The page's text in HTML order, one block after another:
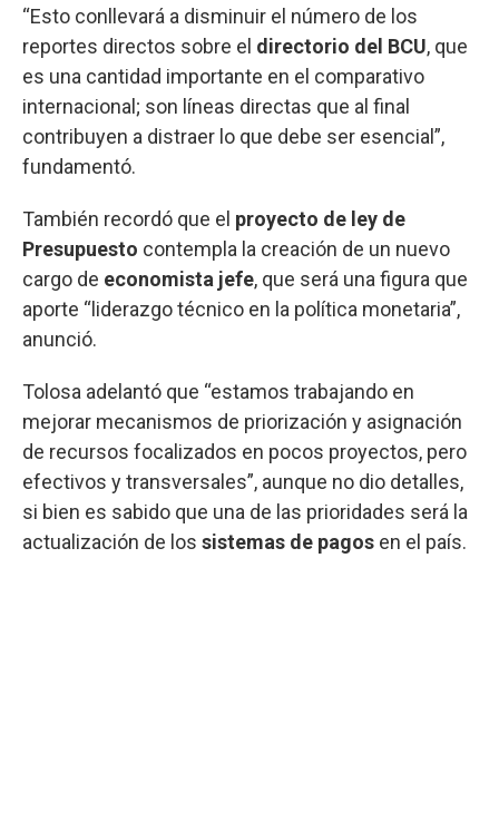
“Esto conllevará a disminuir el número de los
reportes directos sobre el directorio del BCU, que
es una cantidad importante en el comparativo
internacional; son líneas directas que al final
contribuyen a distraer lo que debe ser esencial”,
fundamentó.
También recordó que el proyecto de ley de
Presupuesto contempla la creación de un nuevo
cargo de economista jefe, que será una figura que
aporte “liderazgo técnico en la política monetaria”,
anunció.
Tolosa adelantó que “estamos trabajando en
mejorar mecanismos de priorización y asignación
de recursos focalizados en pocos proyectos, pero
efectivos y transversales”, aunque no dio detalles,
si bien es sabido que una de las prioridades será la
actualización de los sistemas de pagos en el país.